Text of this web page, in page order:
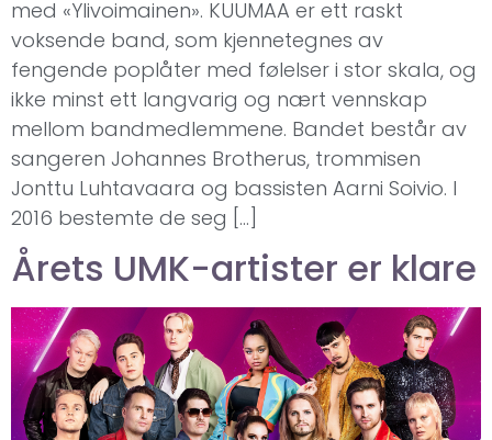
med «Ylivoimainen». KUUMAA er ett raskt
voksende band, som kjennetegnes av
fengende poplåter med følelser i stor skala, og
ikke minst ett langvarig og nært vennskap
mellom bandmedlemmene. Bandet består av
sangeren Johannes Brotherus, trommisen
Jonttu Luhtavaara og bassisten Aarni Soivio. I
2016 bestemte de seg […]
Årets UMK-artister er klare